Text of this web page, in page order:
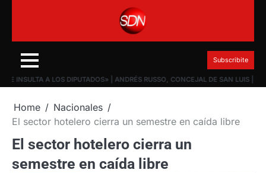
Subscribite
A LOS DIPUTADOS» | ANDRÉS RUSSO, CONCEJAL DE SAN LUIS | #ESDP
Home
Nacionales
El sector hotelero cierra un semestre en caída libre
El sector hotelero cierra un
semestre en caída libre